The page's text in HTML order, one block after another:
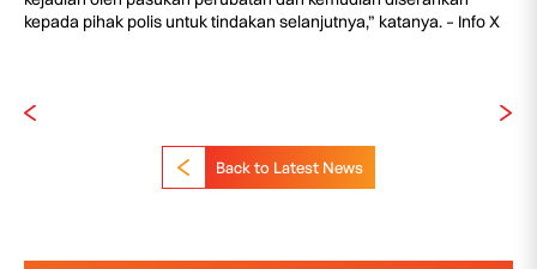
kepada pihak polis untuk tindakan selanjutnya,” katanya. – Info X
Back to Latest News